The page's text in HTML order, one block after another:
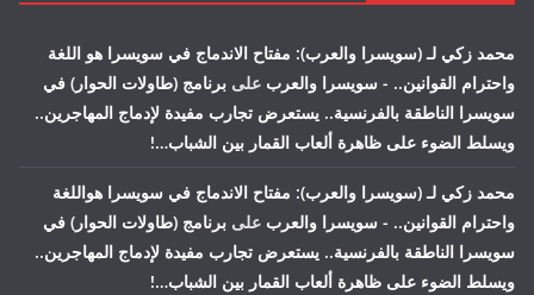
محمد زكي لـ (سويسرا والعرب): مفتاح الاندماج في سويسرا هو اللغة
واحترام القوانين.. - سويسرا والعرب على برنامج (طاولات الحوار) في
سويسرا الناطقة بالفرنسية.. يستعرض تجارب مفيدة لإدماج المهاجرين..
ويسلط الضوء على ظاهرة ألعاب القمار بين الشباب…!
محمد زكي لـ (سويسرا والعرب): مفتاح الاندماج في سويسرا هواللغة
واحترام القوانين.. - سويسرا والعرب على برنامج (طاولات الحوار) في
سويسرا الناطقة بالفرنسية.. يستعرض تجارب مفيدة لإدماج المهاجرين..
ويسلط الضوء على ظاهرة ألعاب القمار بين الشباب…!